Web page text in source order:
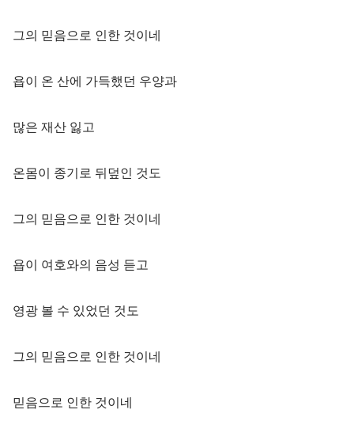
그의 믿음으로 인한 것이네
욥이 온 산에 가득했던 우양과
많은 재산 잃고
온몸이 종기로 뒤덮인 것도
그의 믿음으로 인한 것이네
욥이 여호와의 음성 듣고
영광 볼 수 있었던 것도
그의 믿음으로 인한 것이네
믿음으로 인한 것이네